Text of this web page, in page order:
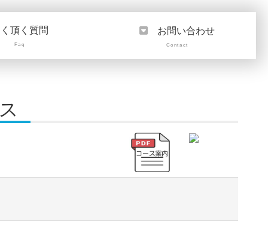
頂く質問
Faq
お問い合わせ
Contact